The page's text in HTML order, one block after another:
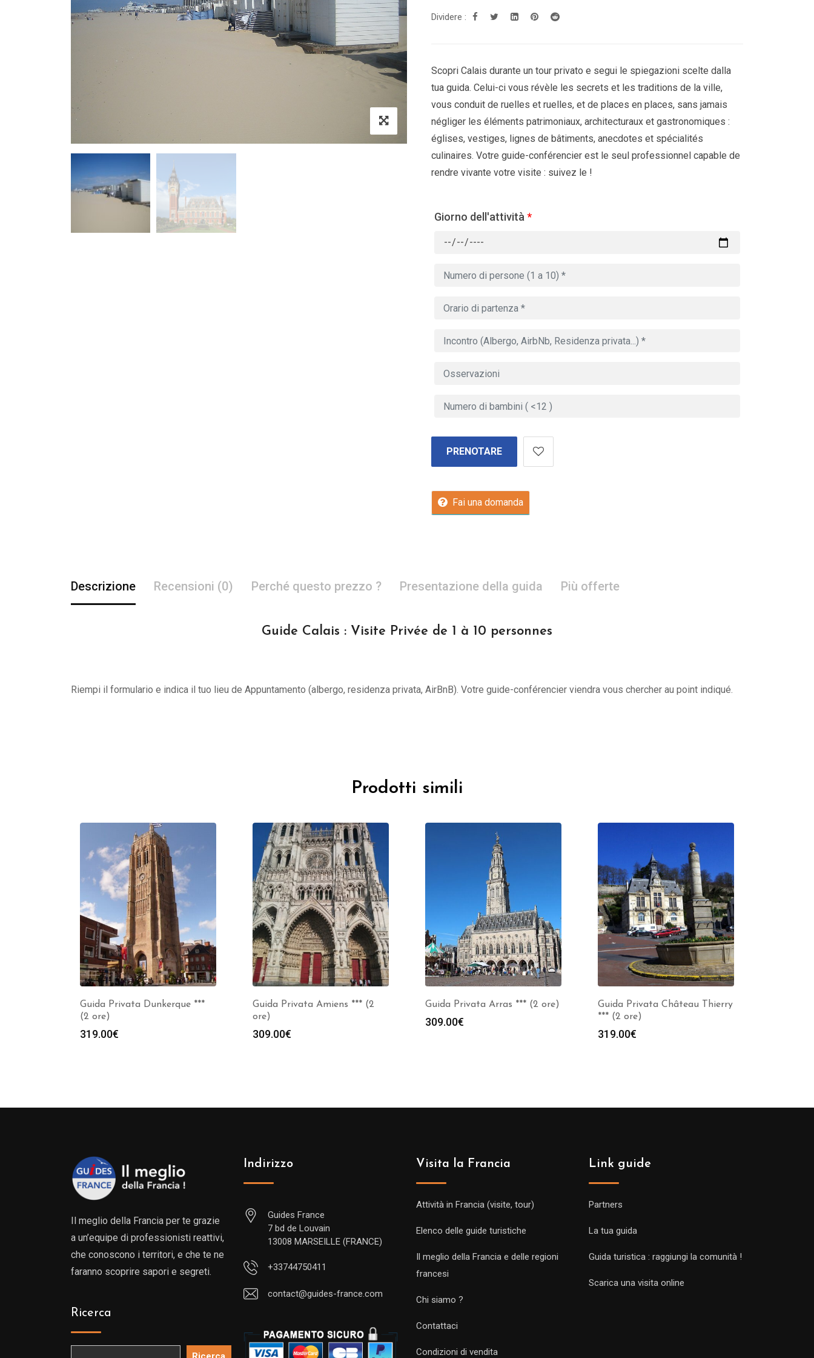
Dividere :
Scopri Calais durante un tour privato e segui le spiegazioni scelte dalla
tua guida. Celui-ci vous révèle les secrets et les traditions de la ville,
vous conduit de ruelles et ruelles, et de places en places, sans jamais
négliger les éléments patrimoniaux, architecturaux et gastronomiques :
églises, vestiges, lignes de bâtiments, anecdotes et spécialités
culinaires. Votre guide-conférencier est le seul professionnel capable de
rendre vivante votre visite : suivez le !
Giorno dell'attività *
PRENOTARE
Fai una domanda
Descrizione Recensioni (0) Perché questo prezzo ? Presentazione della guida Più offerte
Guide Calais : Visite Privée de 1 à 10 personnes
Riempi il formulario e indica il tuo lieu de Appuntamento (albergo, residenza privata, AirBnB). Votre guide-conférencier viendra vous chercher au point indiqué.
Prodotti simili
Guida Privata Dunkerque ***
(2 ore)
319.00€
Guida Privata Amiens *** (2
ore)
309.00€
Guida Privata Arras *** (2 ore)
309.00€
Guida Privata Château Thierry
*** (2 ore)
319.00€
Il meglio della Francia per te grazie
a un’equipe di professionisti reattivi,
che conoscono i territori, e che te ne
faranno scoprire sapori e segreti.
Ricerca
Indirizzo
Guides France
7 bd de Louvain
13008 MARSEILLE (FRANCE)
+33744750411
contact@guides-france.com
Visita la Francia
Attività in Francia (visite, tour)
Elenco delle guide turistiche
Il meglio della Francia e delle regioni
francesi
Chi siamo ?
Contattaci
Condizioni di vendita
Link guide
Partners
La tua guida
Guida turistica : raggiungi la comunità !
Scarica una visita online